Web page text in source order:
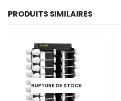
PRODUITS SIMILAIRES
RUPTURE DE STOCK